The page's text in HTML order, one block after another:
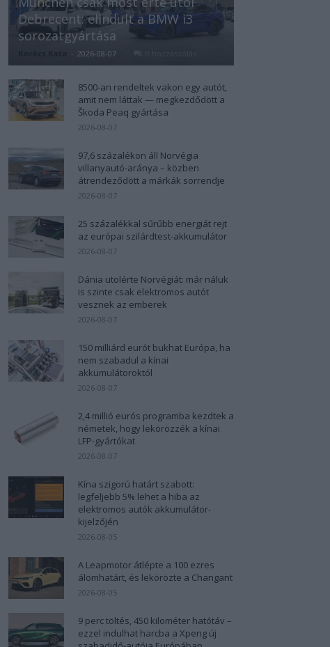
Debrecent: elindult a BMW i3
sorozatgyártása
- 2026-08-07
8500-an rendeltek vakon egy autót,
amit nem láttak — megkezdődött a
Škoda Peaq gyártása
2026-08-07
97,6 százalékon áll Norvégia
villanyautó-aránya – közben
átrendeződött a márkák sorrendje
2026-08-07
25 százalékkal sűrűbb energiát rejt
az európai szilárdtest-akkumulátor
2026-08-07
Dánia utolérte Norvégiát: már náluk
is szinte csak elektromos autót
vesznek az emberek
2026-08-07
150 milliárd eurót bukhat Európa, ha
nem szabadul a kínai
akkumulátoroktól
2026-08-07
2,4 millió eurós programba kezdtek a
németek, hogy lekörözzék a kínai
LFP-gyártókat
2026-08-07
Kína szigorú határt szabott:
legfeljebb 5% lehet a hiba az
elektromos autók akkumulátor-
kijelzőjén
2026-08-05
A Leapmotor átlépte a 100 ezres
álomhatárt, és lekörözte a Changant
2026-08-05
9 perc töltés, 450 kilométer hatótáv –
ezzel indulhat harcba a Xpeng új